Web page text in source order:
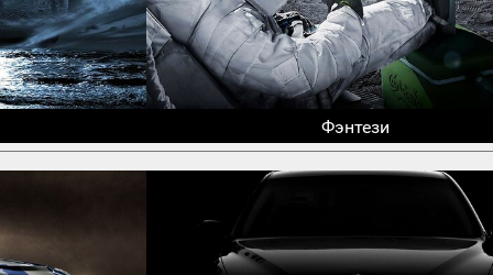
Фэнтези